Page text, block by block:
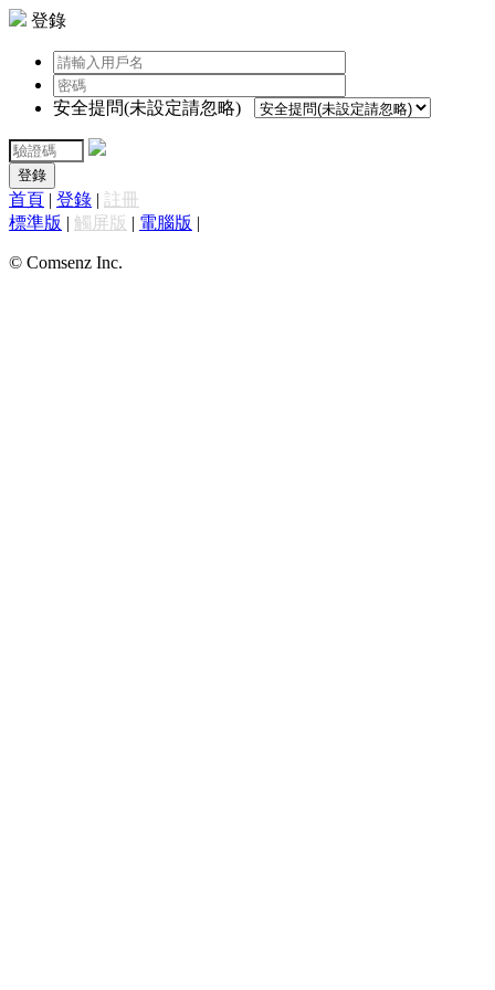
登錄
安全提問(未設定請忽略)
登錄
首頁 | 登錄 | 註冊
標準版 | 觸屏版 | 電腦版 |
© Comsenz Inc.